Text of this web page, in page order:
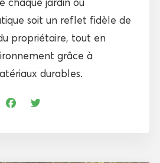
soit un reflet fidèle de
propriétaire, tout en
grâce à
durables.